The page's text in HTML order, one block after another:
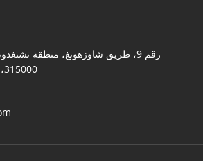
رقم 9، طريق شاوزهونغ، منطقة
315000، مقاطعة تشجيانغ، الصين